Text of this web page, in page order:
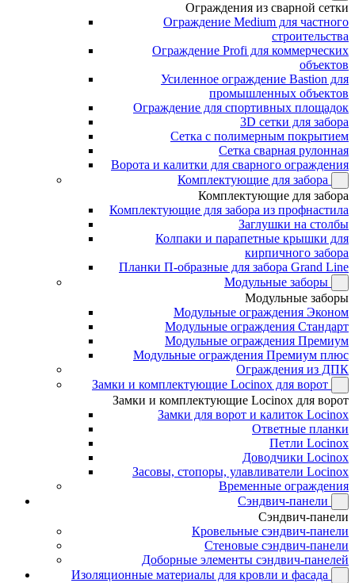
Ограждения из сварной сетки
Ограждение Medium для частного
строительства
Ограждение Profi для коммерческих
объектов
Усиленное ограждение Bastion для
промышленных объектов
Ограждение для спортивных площадок
3D сетки для забора
Сетка с полимерным покрытием
Сетка сварная рулонная
Ворота и калитки для сварного ограждения
Комплектующие для забора
Комплектующие для забора
Комплектующие для забора из профнастила
Заглушки на столбы
Колпаки и парапетные крышки для
кирпичного забора
Планки П-образные для забора Grand Line
Модульные заборы
Модульные заборы
Модульные ограждения Эконом
Модульные ограждения Стандарт
Модульные ограждения Премиум
Модульные ограждения Премиум плюс
Ограждения из ДПК
Замки и комплектующие Locinox для ворот
Замки и комплектующие Locinox для ворот
Замки для ворот и калиток Locinox
Ответные планки
Петли Locinox
Доводчики Locinox
Засовы, стопоры, улавливатели Locinox
Временные ограждения
Сэндвич-панели
Сэндвич-панели
Кровельные сэндвич-панели
Стеновые сэндвич-панели
Доборные элементы сэндвич-панелей
Изоляционные материалы для кровли и фасада